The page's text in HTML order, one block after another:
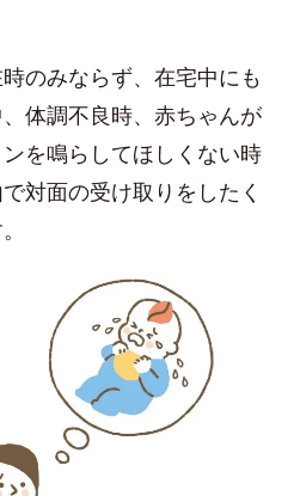
のみならず、在宅中にも
体調不良時、赤ちゃんが
を鳴らしてほしくない時
対面の受け取りをしたく